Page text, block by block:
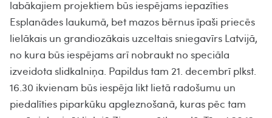
labākajiem projektiem būs iespējams iepazīties
Esplanādes laukumā, bet mazos bērnus īpaši priecēs
lielākais un grandiozākais uzceltais sniegavīrs Latvijā,
no kura būs iespējams arī nobraukt no speciāla
izveidota slidkalniņa. Papildus tam 21. decembrī plkst.
16.30 ikvienam būs iespēja likt lietā radošumu un
piedalīties piparkūku apgleznošanā, kuras pēc tam